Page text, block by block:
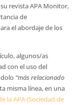
revista APA Monitor,
de
el abordaje de los
algunos/as
con el uso del
“más relacionado
misma línea, en una
la APA (Sociedad de